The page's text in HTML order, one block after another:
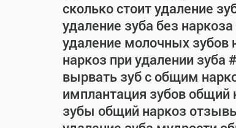
сколько стоит удаление
удаление зуба без
удаление молочных зубов
наркоз при удалении зуба
вырвать зуб с общим
имплантация зубов общий
зубы общий наркоз